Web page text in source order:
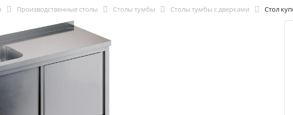
Производственные столы Столы тумбы Столы тумбы с дверками Стол